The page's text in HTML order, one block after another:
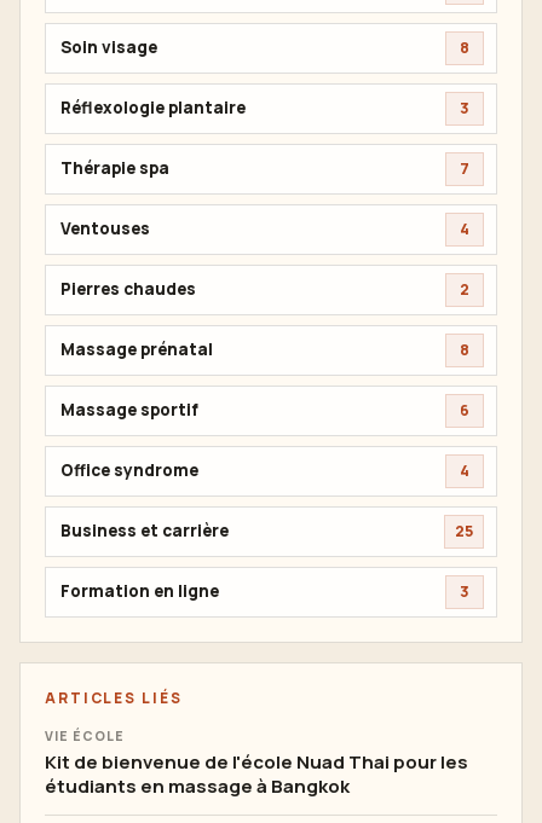
Soin visage 8
Réflexologie plantaire 3
Thérapie spa 7
Ventouses 4
Pierres chaudes 2
Massage prénatal 8
Massage sportif 6
Office syndrome 4
Business et carrière 25
Formation en ligne 3
ARTICLES LIÉS
VIE ÉCOLE
Kit de bienvenue de l'école Nuad Thai pour les
étudiants en massage à Bangkok